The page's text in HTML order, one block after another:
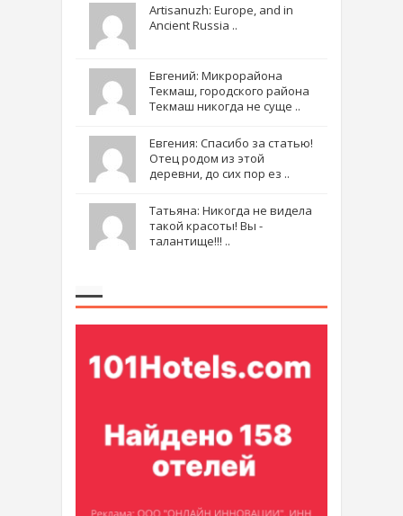
Artisanuzh: Europe, and in
Ancient Russia ..
Евгений: Микрорайона
Текмаш, городского района
Текмаш никогда не суще ..
Евгения: Спасибо за статью!
Отец родом из этой
деревни, до сих пор ез ..
Татьяна: Никогда не видела
такой красоты! Вы -
талантище!!! ..